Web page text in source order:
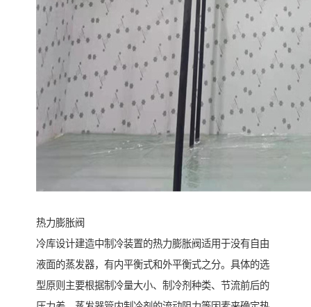
热力膨胀阀
冷库设计建造中制冷装置的热力膨胀阀适用于没有自由
液面的蒸发器，有内平衡式和外平衡式之分。具体的选
型原则主要根据制冷量大小、制冷剂种类、节流前后的